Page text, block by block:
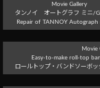
Movie Gallery
タンノイ オートグラフ ミニ/
Repair of TANNOY Autograph
Movie
Easy-to-make roll-top
ロールトップ・バンドソーボ